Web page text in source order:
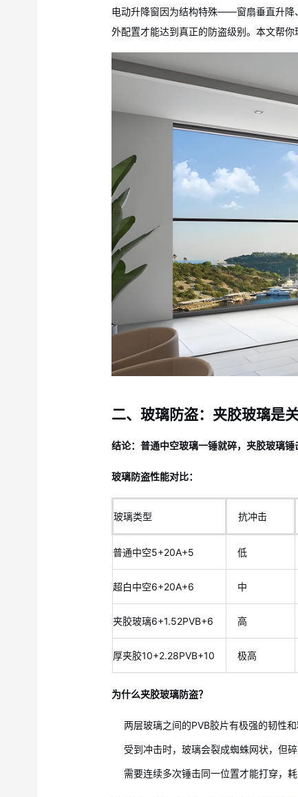
电动升降窗因为结构特殊——窗扇垂直升降
外配置才能达到真正的防盗级别。本文帮
二、玻璃防盗：夹胶玻璃是
结论：普通中空玻璃一锤就碎，夹胶玻璃
玻璃防盗性能对比：
玻璃类型 抗冲击
普通中空5+20A+5 低
超白中空6+20A+6 中
夹胶玻璃6+1.52PVB+6 高
厚夹胶10+2.28PVB+10 极高
为什么夹胶玻璃防盗？
两层玻璃之间的PVB胶片有极强的韧性
受到冲击时，玻璃会裂成蜘蛛网状，但
需要连续多次锤击同一位置才能打穿，